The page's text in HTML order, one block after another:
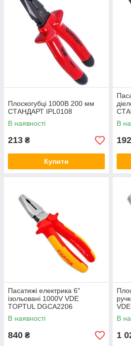
Плоскогубці 1000В 200 мм
СТАНДАРТ IPL0108
В наявності
213 ₴
Купити
В
192
Пасатижі електрика 6"
ізольовані 1000V VDE
TOPTUL DGCA2206
В наявності
840 ₴
В
1